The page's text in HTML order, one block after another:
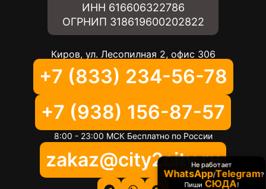
ИНН 616606322786
ОГРНИП 318619600202822
Киров, ул. Лесопилная 2, офис 306
+7 (833) 234-56-78
+7 (938) 156-87-57
8:00 - 23:00 МСК Бесплатно по России
zakaz@city2city.ru
Не работает
WhatsApp/Telegram?
Пиши СЮДА!